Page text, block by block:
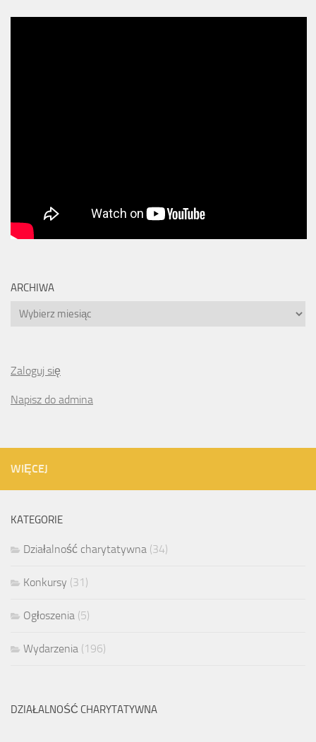
ARCHIWA
Archiwa
Zaloguj się
Napisz do admina
WIĘCEJ
KATEGORIE
Działalność charytatywna (34)
Konkursy (31)
Ogłoszenia (5)
Wydarzenia (196)
DZIAŁALNOŚĆ CHARYTATYWNA